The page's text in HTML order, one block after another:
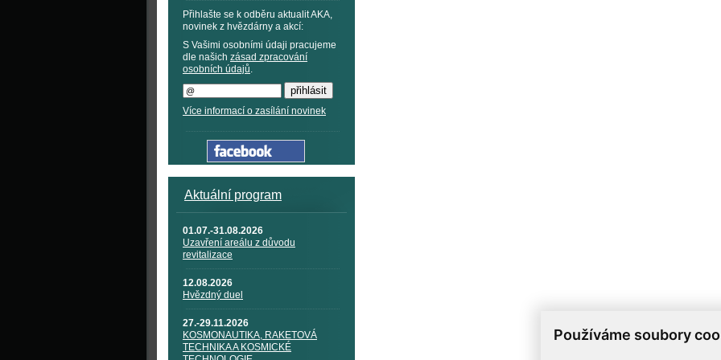
Používáme soubory
Přihlašte se k odběru aktualit AKA,
novinek z hvězdárny a akcí:
S Vašimi osobními údaji pracujeme
dle našich zásad zpracování
osobních údajů.
Více informací o zasílání novinek
Aktuální program
01.07.-31.08.2026
Uzavření areálu z důvodu
revitalizace
12.08.2026
Hvězdný duel
27.-29.11.2026
KOSMONAUTIKA, RAKETOVÁ
TECHNIKA A KOSMICKÉ